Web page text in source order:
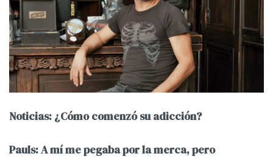
Noticias: ¿Cómo comenzó su adicción?
Pauls: A mí me pegaba por la merca, pero